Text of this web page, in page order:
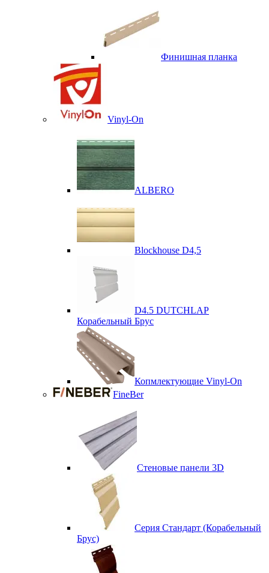
Финишная планка
Vinyl-On
ALBERO
Blockhouse D4,5
D4.5 DUTCHLAP
Корабельный Брус
Копмлектующие Vinyl-On
FineBer
Стеновые панели 3D
Серия Стандарт (Корабельный
Брус)